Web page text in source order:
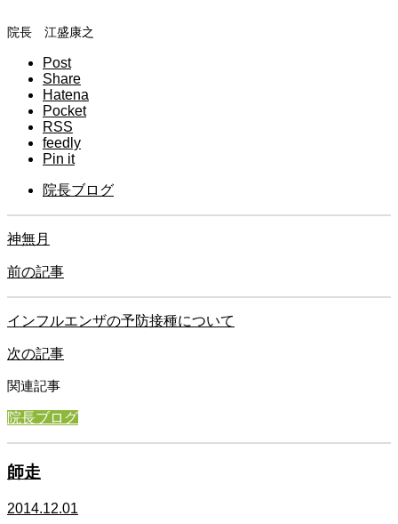
院長 江盛康之
Post
Share
Hatena
Pocket
RSS
feedly
Pin it
院長ブログ
神無月
前の記事
インフルエンザの予防接種について
次の記事
関連記事
院長ブログ
師走
2014.12.01